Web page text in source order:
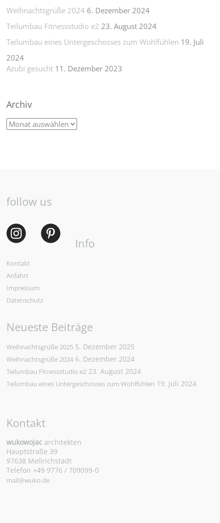
Weihnachtsgrüße 2024 6. Dezember 2024
Teilumbau Fitnessstudio e2 23. August 2024
Teilumbau eines Untergeschosses zum Wohlfühlen 19. Juli
2024
Azubi gesucht 11. Dezember 2023
Archiv
follow us
Info
Kontakt
Anfahrt
Impressum
Datenschutz
Neueste Beiträge
Weihnachtsgrüße 2025 5. Dezember 2025
Weihnachtsgrüße 2024 6. Dezember 2024
Teilumbau Fitnessstudio e2 23. August 2024
Teilumbau eines Untergeschosses zum Wohlfühlen 19. Juli 2024
Kontakt
wukowojac architekten
Hauptstraße 39
97638 Mellrichstadt
Telefon +49 9776 / 709099-0
mail@wuko.de